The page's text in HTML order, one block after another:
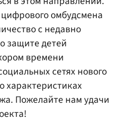
омбудсмена
с недавно
защите детей
времени
сетях нового
характеристиках
Пожелайте нам удачи